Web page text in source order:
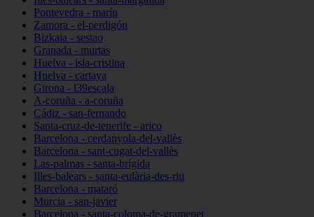
Pontevedra - marín
Zamora - el-perdigón
Bizkaia - sestao
Granada - murtas
Huelva - isla-cristina
Huelva - cartaya
Girona - l39escala
A-coruña - a-coruña
Cádiz - san-fernando
Santa-cruz-de-tenerife - arico
Barcelona - cerdanyola-del-vallès
Barcelona - sant-cugat-del-vallès
Las-palmas - santa-brígida
Illes-balears - santa-eulària-des-riu
Barcelona - mataró
Murcia - san-javier
Barcelona - santa-coloma-de-gramenet